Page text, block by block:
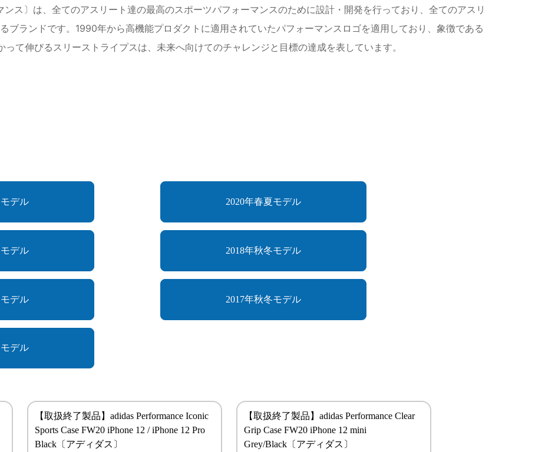
ス〕は、全てのアスリート達の最高のスポーツパフォーマンスのために設計・開発を行っており、全てのアスリ
ブランドです。1990年から高機能プロダクトに適用されていたパフォーマンスロゴを適用しており、象徴である
て伸びるスリーストライプスは、未来へ向けてのチャレンジと目標の達成を表しています。
デル 2020年春夏モデル
デル 2018年秋冬モデル
デル 2017年秋冬モデル
デル
【取扱終了製品】adidas Performance Iconic
Sports Case FW20 iPhone 12 / iPhone 12 Pro
Black〔アディダス〕
【取扱終了製品】adidas Performance Clear
Grip Case FW20 iPhone 12 mini
Grey/Black〔アディダス〕